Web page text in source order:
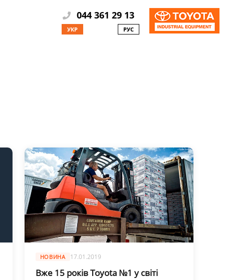
044 361 29 13
УКР РУС
НОВИНА 17.01.2019
Вже 15 років Toyota №1 у світі